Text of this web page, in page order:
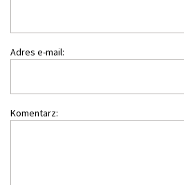
Adres e-mail:
Komentarz: